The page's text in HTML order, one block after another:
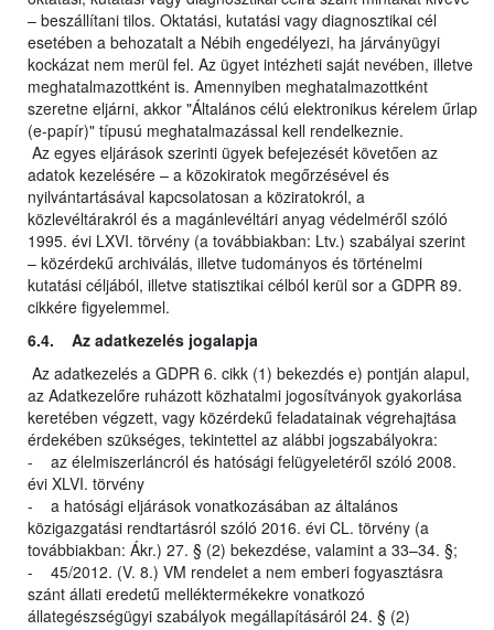
– beszállítani tilos. Oktatási, kutatási vagy diagnosztikai cél
esetében a behozatalt a Nébih engedélyezi, ha járványügyi
kockázat nem merül fel. Az ügyet intézheti saját nevében, illetve
meghatalmazottként is. Amennyiben meghatalmazottként
szeretne eljárni, akkor "Általános célú elektronikus kérelem űrlap
(e-papír)" típusú meghatalmazással kell rendelkeznie.
Az egyes eljárások szerinti ügyek befejezését követően az
adatok kezelésére – a közokiratok megőrzésével és
nyilvántartásával kapcsolatosan a köziratokról, a
közlevéltárakról és a magánlevéltári anyag védelméről szóló
1995. évi LXVI. törvény (a továbbiakban: Ltv.) szabályai szerint
– közérdekű archiválás, illetve tudományos és történelmi
kutatási céljából, illetve statisztikai célból kerül sor a GDPR 89.
cikkére figyelemmel.
6.4. Az adatkezelés jogalapja
Az adatkezelés a GDPR 6. cikk (1) bekezdés e) pontján alapul,
az Adatkezelőre ruházott közhatalmi jogosítványok gyakorlása
keretében végzett, vagy közérdekű feladatainak végrehajtása
érdekében szükséges, tekintettel az alábbi jogszabályokra:
- az élelmiszerláncról és hatósági felügyeletéről szóló 2008.
évi XLVI. törvény
- a hatósági eljárások vonatkozásában az általános
közigazgatási rendtartásról szóló 2016. évi CL. törvény (a
továbbiakban: Ákr.) 27. § (2) bekezdése, valamint a 33–34. §;
- 45/2012. (V. 8.) VM rendelet a nem emberi fogyasztásra
szánt állati eredetű melléktermékekre vonatkozó
állategészségügyi szabályok megállapításáról 24. § (2)